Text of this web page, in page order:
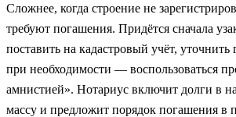
Сложнее, когда строение не
требуют погашения. Придётся сначала
поставить на кадастровый учёт, уточнить
при необходимости — воспользоваться
амнистией». Нотариус включит долги в
массу и предложит порядок погашения в